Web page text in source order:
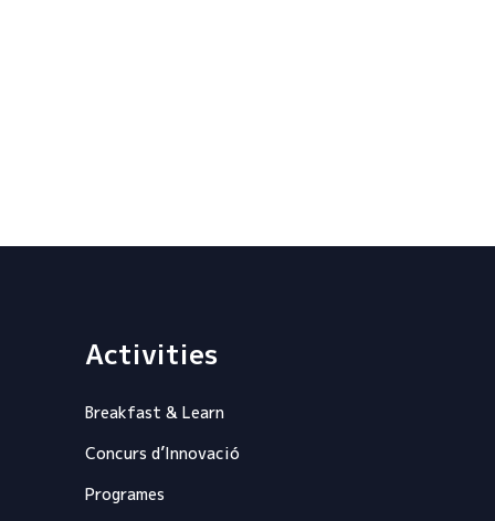
Activities
Breakfast & Learn
Concurs d’Innovació
Programes